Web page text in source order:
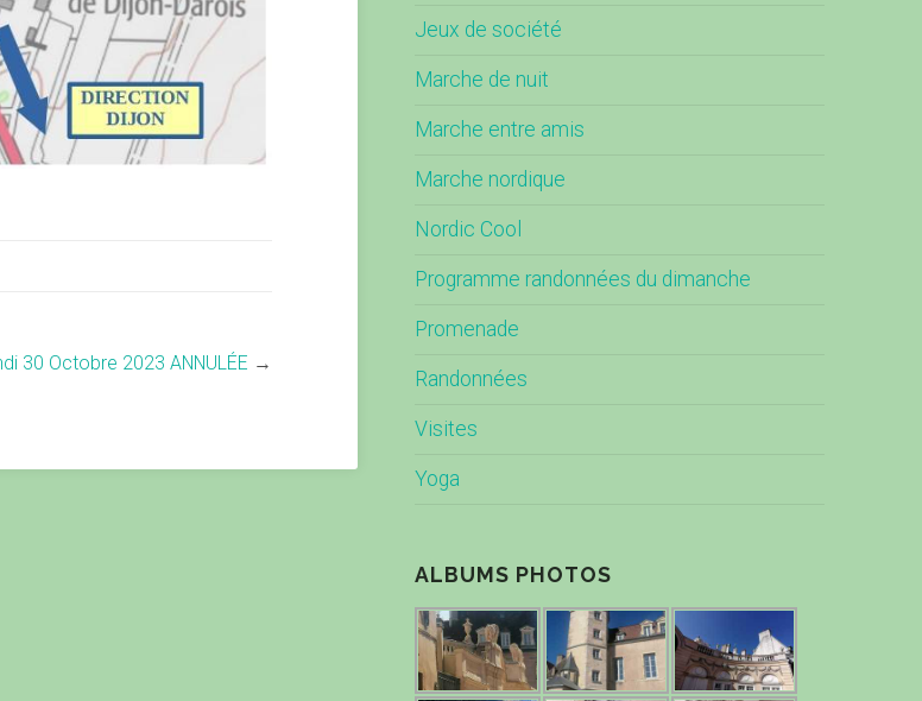
30 Octobre 2023 ANNULÉE →
Jeux de société
Marche de nuit
Marche entre amis
Marche nordique
Nordic Cool
Programme randonnées du dimanche
Promenade
Randonnées
Visites
Yoga
ALBUMS PHOTOS